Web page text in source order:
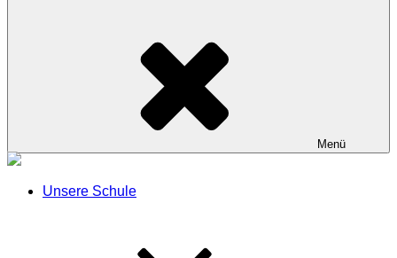
Menü
Unsere Schule